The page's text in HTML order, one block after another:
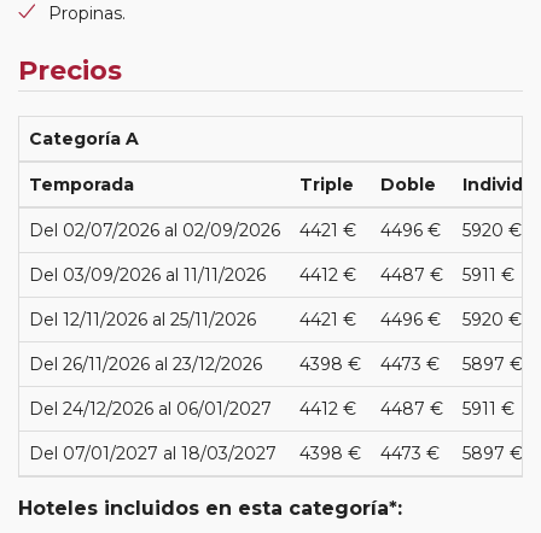
Propinas.
Precios
Categoría A
Temporada Triple Doble
Del 02/07/2026 al 02/09/2026 4421 € 4496 € 5920 €
Del 03/09/2026 al 11/11/2026 4412 € 4487 € 5911 €
Del 12/11/2026 al 25/11/2026 4421 € 4496 € 5920 €
Del 26/11/2026 al 23/12/2026 4398 € 4473 € 5897 €
Del 24/12/2026 al 06/01/2027 4412 € 4487 € 5911 €
Del 07/01/2027 al 18/03/2027 4398 € 4473 € 5897 €
Hoteles incluidos en esta categoría*: